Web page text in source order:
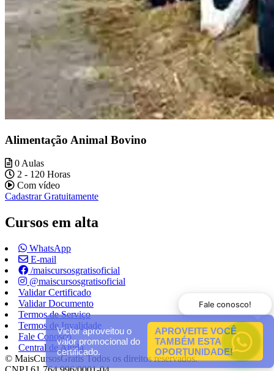
Alimentação Animal Bovino
0 Aulas
2 - 120 Horas
Com vídeo
Cadastrar Gratuitamente
Cursos em alta
WhatsApp
E-mail
/maiscursosgratisoficial
@maiscursosgratisoficial
Validar Certificado
Validar Documento
Termos de Serviço
Termos de Invalidade
Fale Conosco
Central de Ajuda
© MaisCursosGratis Todos os direitos reservados.
Fale conosco!
Victor aproveitou o
valor promocional do
certificado.
APROVEITE VOCÊ
TAMBÉM ESTA
OPORTUNIDADE!